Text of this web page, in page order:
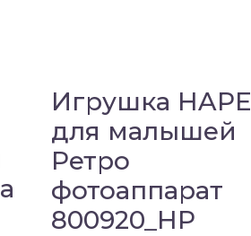
Игрушка HAPE
для малышей
Ретро
фотоаппарат
800920_HP